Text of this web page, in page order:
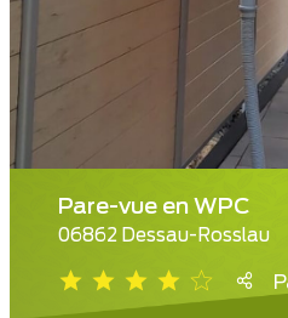
Pare-vue en WPC
06862 Dessau-Rosslau